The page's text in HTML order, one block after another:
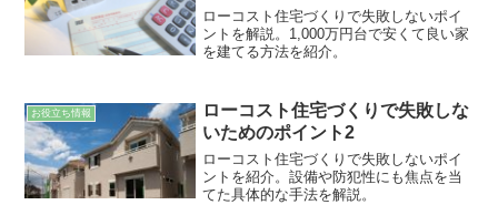
ローコスト住宅づくりで失敗しないポイ
ントを解説。1,000万円台で安くて良い家
を建てる方法を紹介。
お役立ち情報
ローコスト住宅づくりで失敗しな
いためのポイント2
ローコスト住宅づくりで失敗しないポイ
ントを紹介。設備や防犯性にも焦点を当
てた具体的な手法を解説。